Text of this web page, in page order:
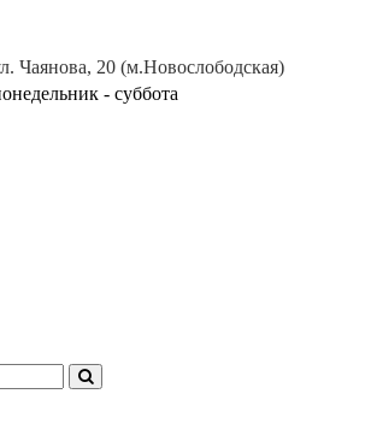
Чаянова, 20 (м.Новослободская)
- суббота